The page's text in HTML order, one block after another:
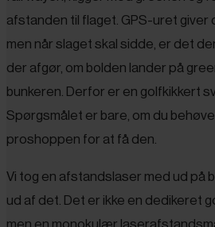
afstanden til flaget. GPS-uret giver
men når slaget skal sidde, er det
der afgør, om bolden lander på
bunkeren. Derfor er en golfkikkert
Spørgsmålet er bare, om du
proshoppen for at få den.
Vi tog en afstandslaser med ud på
ud af det. Det er ikke en dedikeret
men en monokulær